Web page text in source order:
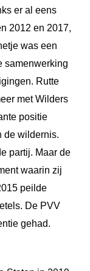
er al eens
2012 en 2017,
was een
samenwerking
Rutte
met Wilders
positie
de wildernis.
partij. Maar de
waarin zij
peilde
De PVV
gehad.